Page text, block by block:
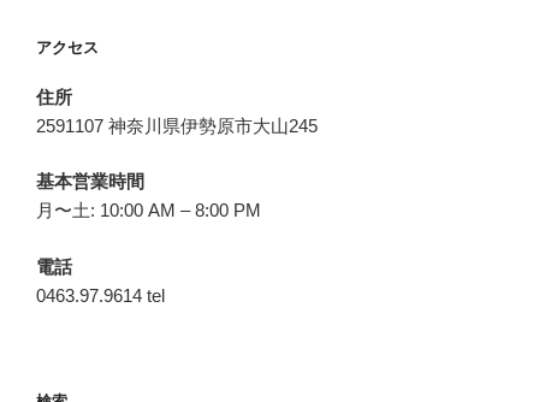
アクセス
住所
2591107 神奈川県伊勢原市大山245
基本営業時間
月〜土: 10:00 AM – 8:00 PM
電話
0463.97.9614 tel